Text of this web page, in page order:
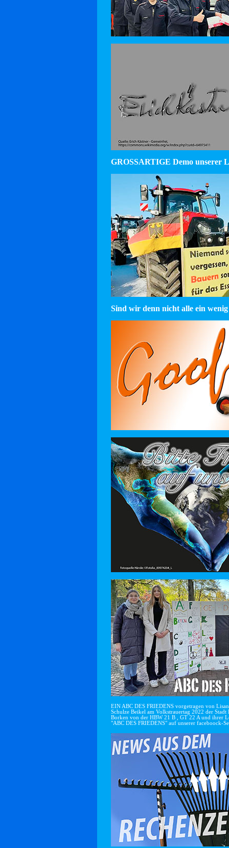
GROSSARTIGE Demo unserer
Sind wir denn nicht alle ein wenig
EIN ABC DES FRIEDENS vorgetragen von
Schulze Beikel am Volkstrauertag 2022 der
Borken von der HBW 21 B , GT 22 A und ihrer
"ABC DES FRIEDENS" auf unserer faceboock-